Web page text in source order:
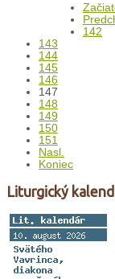
142
143
144
145
146
147
148
149
150
151
Nasl.
Koniec
Liturgický